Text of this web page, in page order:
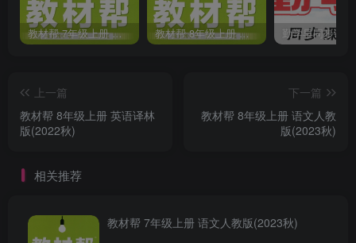
教材帮 7年级上册 语文人教版(2023秋) 教材帮 8年级上册 语文人教版(2023秋)
上一篇
教材帮 8年级上册 英语译林
版(2022秋)
下一篇
教材帮 8年级上册 语文人教
版(2023秋)
相关推荐
教材帮 7年级上册 语文人教版(2023秋)